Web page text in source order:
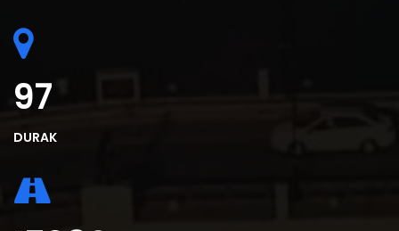
112
DURAK